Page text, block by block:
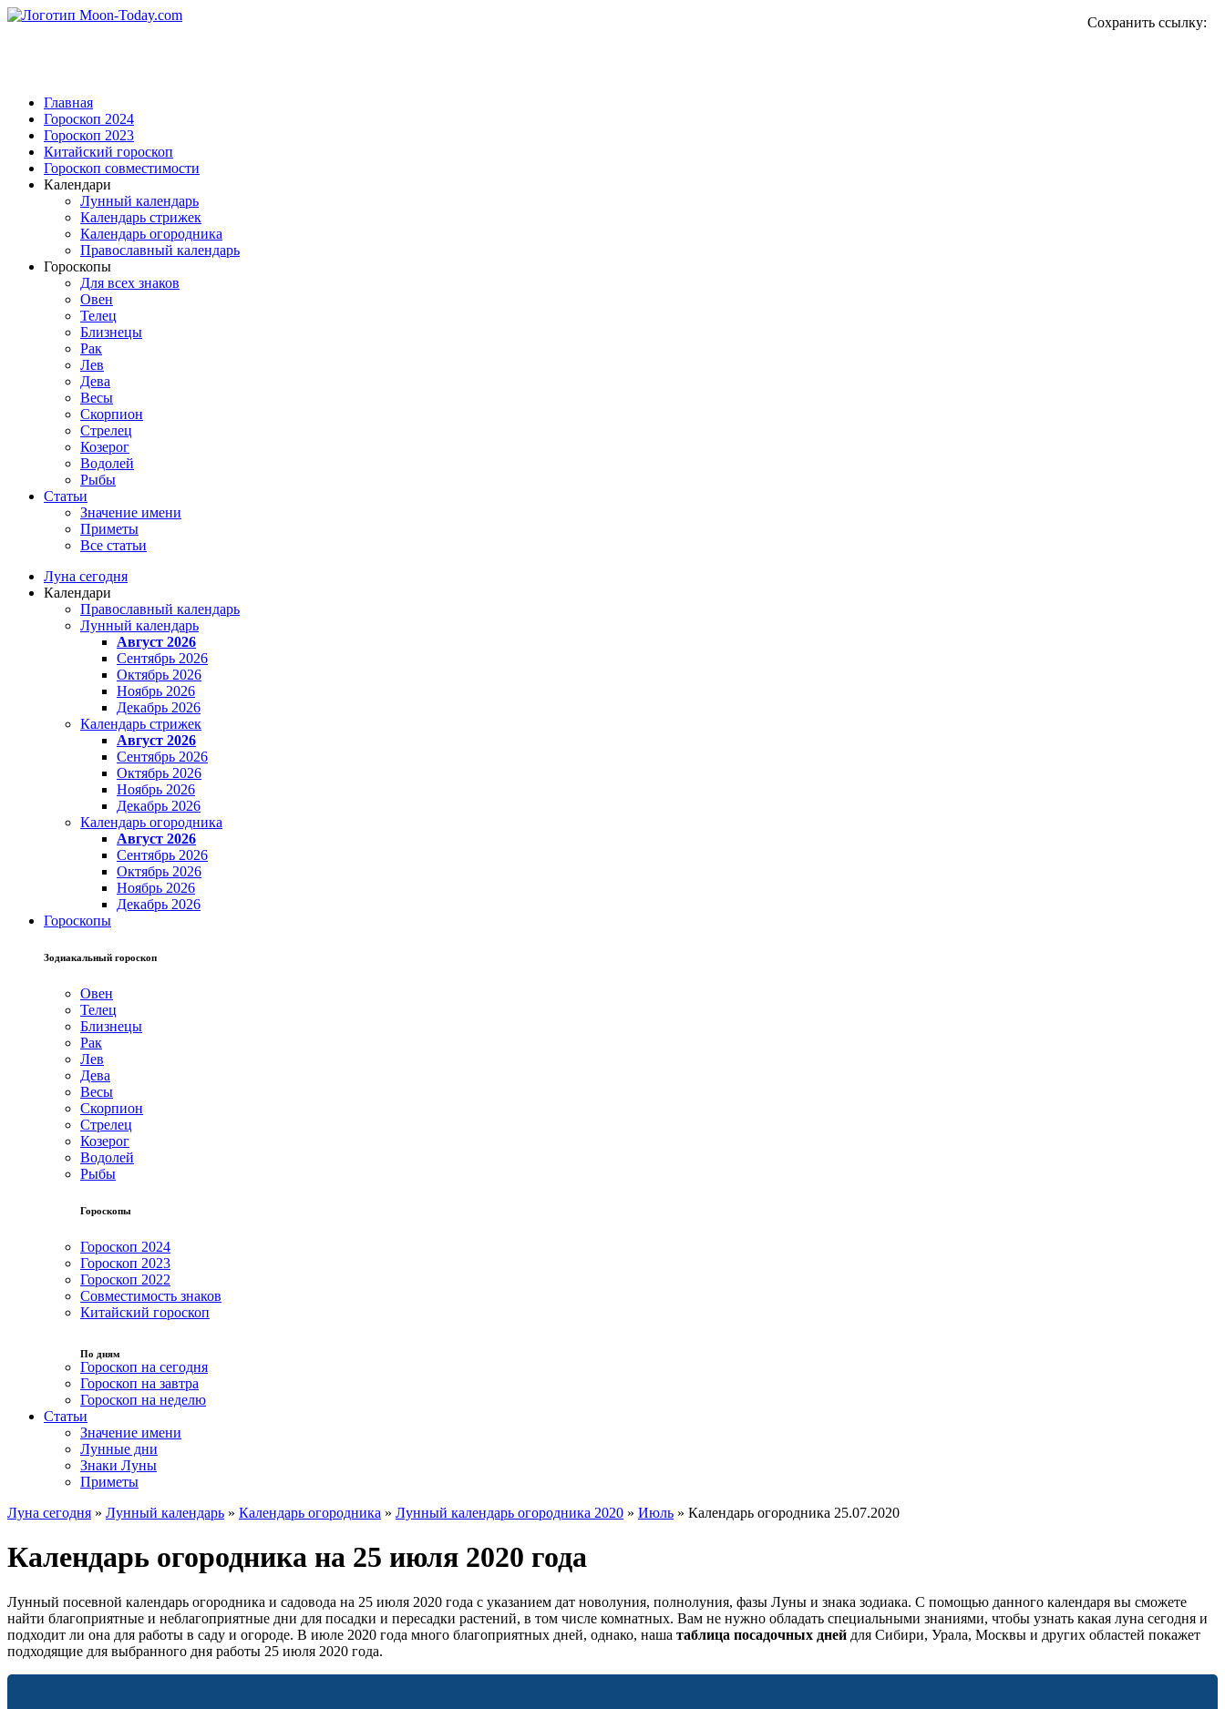
Сохранить ссылку:
Главная
Гороскоп 2024
Гороскоп 2023
Китайский гороскоп
Гороскоп совместимости
Календари
Лунный календарь
Календарь стрижек
Календарь огородника
Православный календарь
Гороскопы
Для всех знаков
Овен
Телец
Близнецы
Рак
Лев
Дева
Весы
Скорпион
Стрелец
Козерог
Водолей
Рыбы
Статьи
Значение имени
Приметы
Все статьи
Луна сегодня
Календари
Православный календарь
Лунный календарь
Август 2026
Сентябрь 2026
Октябрь 2026
Ноябрь 2026
Декабрь 2026
Календарь стрижек
Август 2026
Сентябрь 2026
Октябрь 2026
Ноябрь 2026
Декабрь 2026
Календарь огородника
Август 2026
Сентябрь 2026
Октябрь 2026
Ноябрь 2026
Декабрь 2026
Гороскопы
Зодиакальный гороскоп
Овен
Телец
Близнецы
Рак
Лев
Дева
Весы
Скорпион
Стрелец
Козерог
Водолей
Рыбы
Гороскопы
Гороскоп 2024
Гороскоп 2023
Гороскоп 2022
Совместимость знаков
Китайский гороскоп
По дням
Гороскоп на сегодня
Гороскоп на завтра
Гороскоп на неделю
Статьи
Значение имени
Лунные дни
Знаки Луны
Приметы
Луна сегодня » Лунный календарь » Календарь огородника » Лунный календарь огородника 2020 » Июль » Календарь огородника 25.07.2020
Календарь огородника на 25 июля 2020 года
Лунный посевной календарь огородника и садовода на 25 июля 2020 года с указанием дат новолуния, полнолуния, фазы Луны и знака зодиака. С помощью данного календаря вы сможете
найти благоприятные и неблагоприятные дни для посадки и пересадки растений, в том числе комнатных. Вам не нужно обладать специальными знаниями, чтобы узнать какая луна сегодня и
подходит ли она для работы в саду и огороде. В июле 2020 года много благоприятных дней, однако, наша таблица посадочных дней для Сибири, Урала, Москвы и других областей покажет
подходящие для выбранного дня работы 25 июля 2020 года.